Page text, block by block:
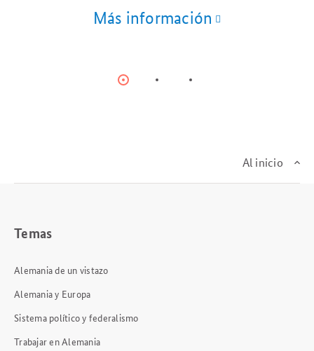
Más información
Al inicio
Temas
Alemania de un vistazo
Alemania y Europa
Sistema político y federalismo
Trabajar en Alemania